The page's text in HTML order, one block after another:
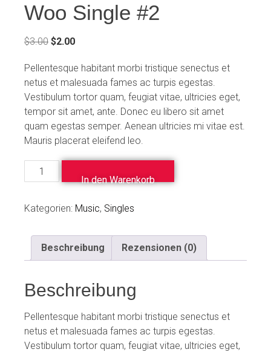
Woo Single #2
$3.00 $2.00
Pellentesque habitant morbi tristique senectus et
netus et malesuada fames ac turpis egestas.
Vestibulum tortor quam, feugiat vitae, ultricies eget,
tempor sit amet, ante. Donec eu libero sit amet
quam egestas semper. Aenean ultricies mi vitae est.
Mauris placerat eleifend leo.
In den Warenkorb
Kategorien: Music, Singles
Beschreibung Rezensionen (0)
Beschreibung
Pellentesque habitant morbi tristique senectus et
netus et malesuada fames ac turpis egestas.
Vestibulum tortor quam, feugiat vitae, ultricies eget,